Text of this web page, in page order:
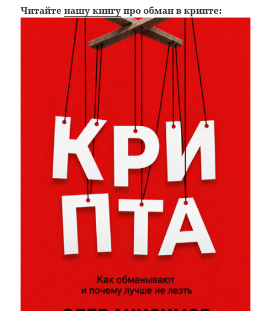
Читайтенашу книгу про обман в крипте: